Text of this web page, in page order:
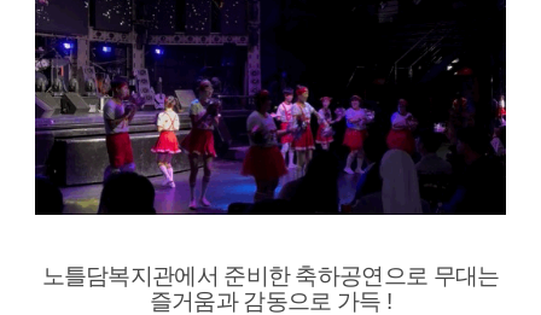
노틀담복지관에서 준비한 축하공연으로 무대는
즐거움과 감동으로 가득 !